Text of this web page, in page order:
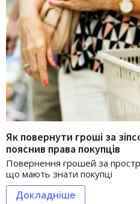
Як повернути гроші за
пояснив права покупців
Повернення грошей за
що мають знати покупці
Докладніше